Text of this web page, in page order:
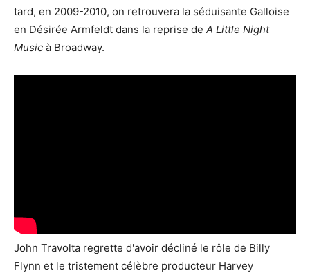
tard, en 2009-2010, on retrouvera la séduisante Galloise
en Désirée Armfeldt dans la reprise de A Little Night
Music à Broadway.
John Travolta regrette d'avoir décliné le rôle de Billy
Flynn et le tristement célèbre producteur Harvey